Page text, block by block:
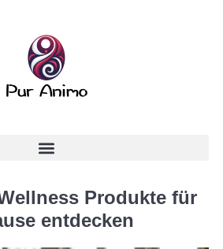
Produkte für
entdecken